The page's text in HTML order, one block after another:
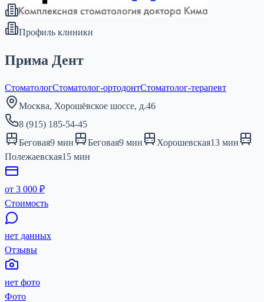
Профиль клиники
Прима Дент
СтоматологСтоматолог-ортодонтСтоматолог-терапевт
Москва, Хорошёвское шоссе, д.46
8 (915) 185-54-45
Беговая9 мин Беговая9 мин Хорошевская13 мин
Полежаевская15 мин
от 3 000 ₽
Стоимость
нет данных
Отзывы
нет фото
Фото